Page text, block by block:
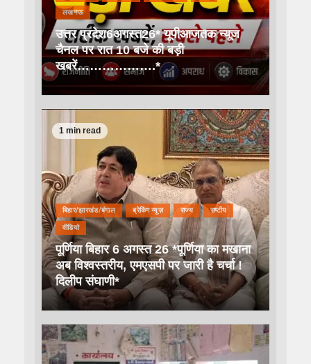
लखनऊ
उत्तर प्रदेश6अगस्त26* यूपीआजतक न्यूज
चैनल पर रात 10 बजे की बड़ी
खबरें……………….*
1 min read
बिहार/झारखंड/बंगाल ब्रेकिंग न्यूज़ राज्य राष्टीय
वीडियो
पूर्णिया बिहार 6 अगस्त 26 *पूर्णिया का मखाना
अब विश्वस्तरीय, एमएसपी पर जारी है चर्चा !
दिलीप संघाणी*